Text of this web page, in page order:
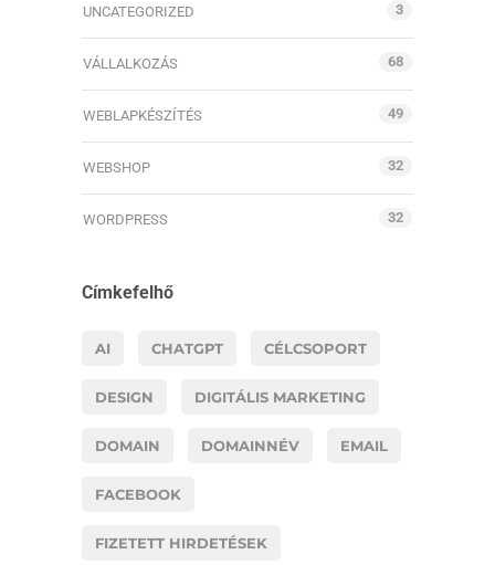
UNCATEGORIZED 3
VÁLLALKOZÁS 68
WEBLAPKÉSZÍTÉS 49
WEBSHOP 32
WORDPRESS 32
Címkefelhő
AI CHATGPT CÉLCSOPORT
DESIGN DIGITÁLIS MARKETING
DOMAIN DOMAINNÉV EMAIL
FACEBOOK
FIZETETT HIRDETÉSEK